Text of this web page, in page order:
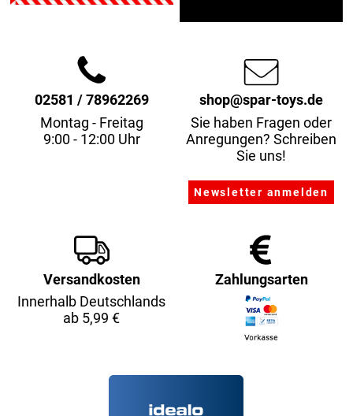
02581 / 78962269
Montag - Freitag
9:00 - 12:00 Uhr
shop@spar-toys.de
Sie haben Fragen oder
Anregungen? Schreiben
Sie uns!
Versandkosten
Innerhalb Deutschlands
ab 5,99 €
Zahlungsarten